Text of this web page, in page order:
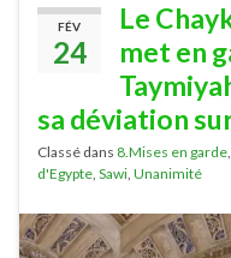
FÉV
24
Le
met en
sa déviation
Classé dans 8.Mises en garde,
d'Egypte, Sawi, Unanimité